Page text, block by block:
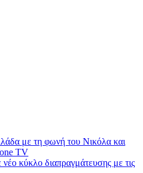
με τη φωνή του Νικόλα και
TV
κύκλο διαπραγμάτευσης με τις